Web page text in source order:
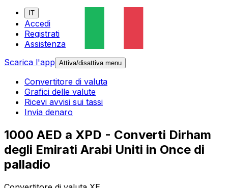
IT
Accedi
Registrati
Assistenza
Scarica l'app Attiva/disattiva menu
Convertitore di valuta
Grafici delle valute
Ricevi avvisi sui tassi
Invia denaro
1000 AED a XPD - Converti Dirham
degli Emirati Arabi Uniti in Once di
palladio